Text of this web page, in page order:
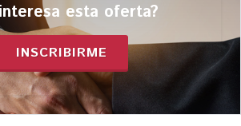
esta oferta?
INSCRIBIRME